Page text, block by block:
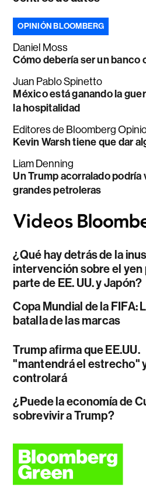
OPINIÓN BLOOMBERG
Daniel Moss
Cómo debería ser un banco
Juan Pablo Spinetto
México está ganando la
la hospitalidad
Editores de Bloomberg
Kevin Warsh tiene que dar
Liam Denning
Un Trump acorralado
grandes petroleras
¿Qué hay detrás de la
intervención sobre el yen
parte de EE. UU. y Japón?
Copa Mundial de la FIFA:
batalla de las marcas
Trump afirma que EE.UU.
"mantendrá el estrecho"
controlará
¿Puede la economía de
sobrevivir a Trump?